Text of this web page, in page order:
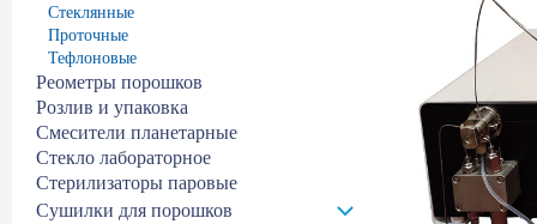
Стеклянные
Проточные
Тефлоновые
Реометры порошков
Розлив и упаковка
Смесители планетарные
Стекло лабораторное
Стерилизаторы паровые
Сушилки для порошков